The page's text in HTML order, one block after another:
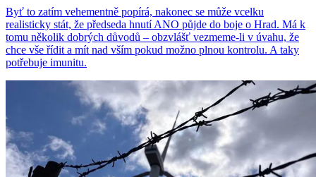
Byť to zatím vehementně popírá, nakonec se může vcelku
realisticky stát, že předseda hnutí ANO půjde do boje o Hrad. Má k
tomu několik dobrých důvodů – obzvlášť vezmeme-li v úvahu, že
chce vše řídit a mít nad vším pokud možno plnou kontrolu. A taky
potřebuje imunitu.